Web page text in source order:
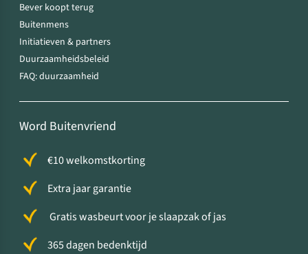
Bever koopt terug
Buitenmens
Initiatieven & partners
Duurzaamheidsbeleid
FAQ: duurzaamheid
Word Buitenvriend
€10 welkomstkorting
Extra jaar garantie
Gratis wasbeurt voor je slaapzak of jas
365 dagen bedenktijd